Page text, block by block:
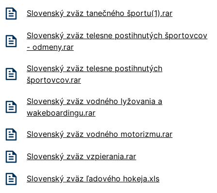
Slovenský zväz tanečného športu(1).rar
Slovenský zväz telesne postihnutých športovcov
- odmeny.rar
Slovenský zväz telesne postihnutých
športovcov.rar
Slovenský zväz vodného lyžovania a
wakeboardingu.rar
Slovenský zväz vodného motorizmu.rar
Slovenský zväz vzpierania.rar
Slovenský zväz ľadového hokeja.xls